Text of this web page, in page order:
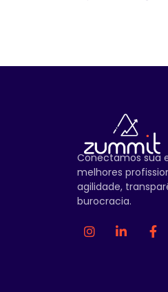
Conectamos sua
melhores
agilidade,
burocracia.